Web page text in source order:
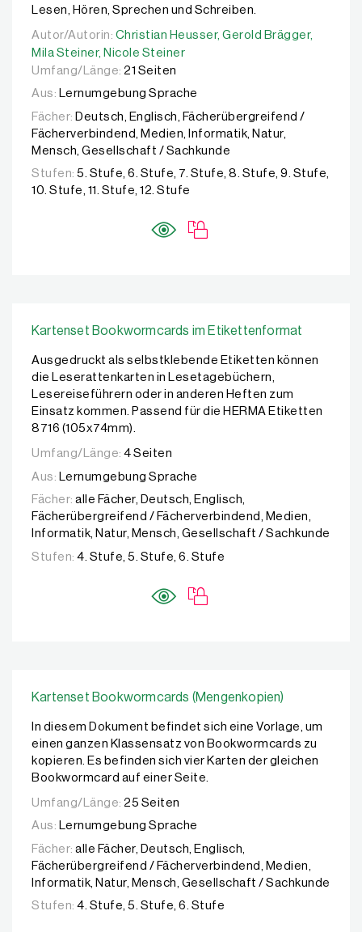
Lesen, Hören, Sprechen und Schreiben.
Autor/Autorin: Christian Heusser, Gerold Brägger,
Autor/Autorin: Christian Heusser, Gerold Brägger,
Mila Steiner, Nicole Steiner
Umfang/Länge: 21 Seiten
Aus: Lernumgebung Sprache
Fächer: Deutsch, Englisch, Fächerübergreifend /
Fächerverbindend, Medien, Informatik, Natur,
Mensch, Gesellschaft / Sachkunde
Stufen: 5. Stufe, 6. Stufe, 7. Stufe, 8. Stufe, 9. Stufe,
10. Stufe, 11. Stufe, 12. Stufe
Kartenset Bookwormcards im Etikettenformat
Ausgedruckt als selbstklebende Etiketten können
die Leserattenkarten in Lesetagebüchern,
Lesereiseführern oder in anderen Heften zum
Einsatz kommen. Passend für die HERMA Etiketten
8716 (105x74mm).
Umfang/Länge: 4 Seiten
Aus:
Lernumgebung Sprache
Fächer: alle Fächer, Deutsch, Englisch,
Fächerübergreifend / Fächerverbindend, Medien,
Informatik, Natur, Mensch, Gesellschaft / Sachkunde
Stufen: 4. Stufe, 5. Stufe, 6. Stufe
Kartenset Bookwormcards (Mengenkopien)
In diesem Dokument befindet sich eine Vorlage, um
einen ganzen Klassensatz von Bookwormcards zu
kopieren. Es befinden sich vier Karten der gleichen
Bookwormcard auf einer Seite.
Umfang/Länge: 25 Seiten
Aus: Lernumgebung Sprache
Fächer: alle Fächer, Deutsch, Englisch,
Fächerübergreifend / Fächerverbindend, Medien,
Informatik, Natur, Mensch, Gesellschaft / Sachkunde
Stufen: 4. Stufe, 5. Stufe, 6. Stufe